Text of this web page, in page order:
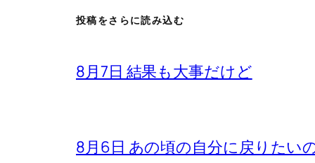
投稿をさらに読み込む
8月7日 結果も大事だけど
8月6日 あの頃の自分に戻りたい